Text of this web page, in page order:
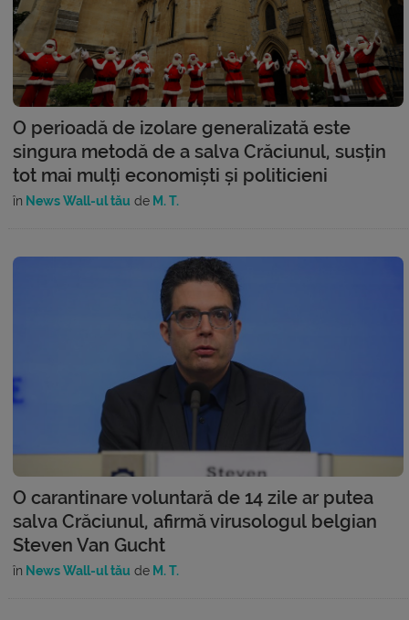
O perioadă de izolare generalizată este
singura metodă de a salva Crăciunul, susțin
tot mai mulți economiști și politicieni
în News Wall-ul tău de M. T.
O carantinare voluntară de 14 zile ar putea
salva Crăciunul, afirmă virusologul belgian
Steven Van Gucht
în News Wall-ul tău de M. T.